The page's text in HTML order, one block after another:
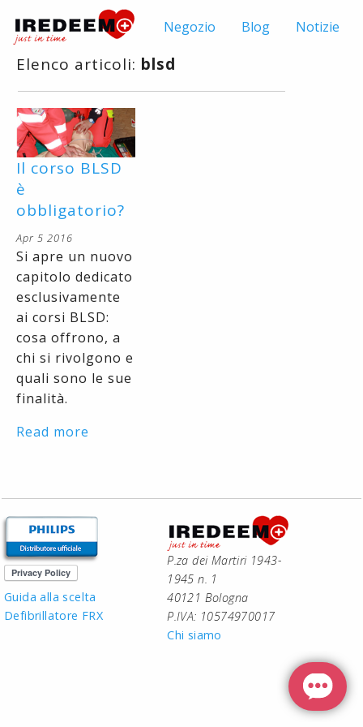
Negozio Blog Notizie
Elenco articoli: blsd
Il corso BLSD
è
obbligatorio?
Apr 5 2016
Si apre un nuovo
capitolo dedicato
esclusivamente
ai corsi BLSD:
cosa offrono, a
chi si rivolgono e
quali sono le sue
finalità.
Read more
Guida alla scelta
Defibrillatore FRX
P.za dei Martiri 1943-
1945 n. 1
40121 Bologna
P.IVA: 10574970017
Chi siamo